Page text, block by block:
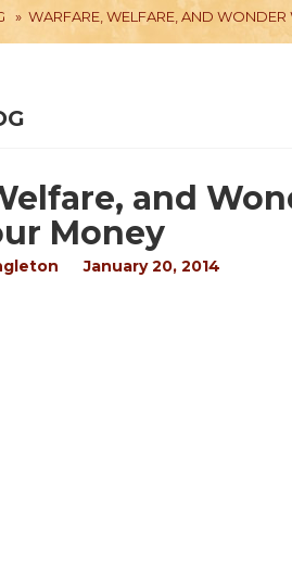
» WARFARE, WELFARE, AND
and
Money
January 20, 2014